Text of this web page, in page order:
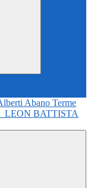
LEON BATTISTA